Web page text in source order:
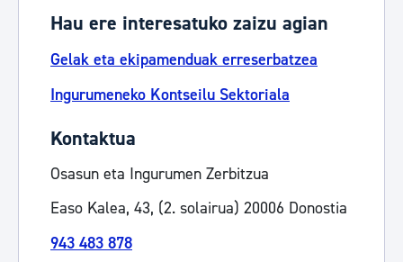
Hau ere interesatuko zaizu agian
Gelak eta ekipamenduak erreserbatzea
Ingurumeneko Kontseilu Sektoriala
Kontaktua
Osasun eta Ingurumen Zerbitzua
Easo Kalea, 43, (2. solairua) 20006 Donostia
943 483 878